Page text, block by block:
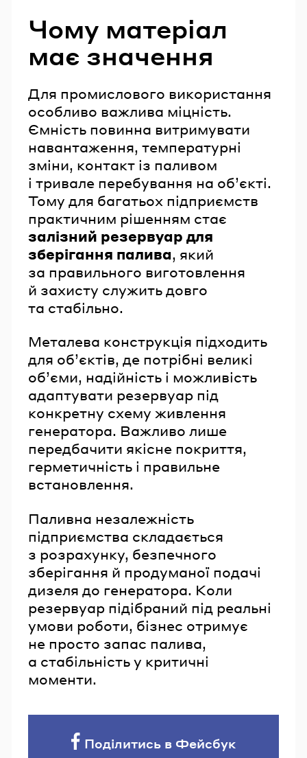
Чому матеріал
має значення
Для промислового використання
особливо важлива міцність.
Ємність повинна витримувати
навантаження, температурні
зміни, контакт із паливом
і тривале перебування на об’єкті.
Тому для багатьох підприємств
практичним рішенням стає
залізний резервуар для
зберігання палива, який
за правильного виготовлення
й захисту служить довго
та стабільно.
Металева конструкція підходить
для об’єктів, де потрібні великі
об’єми, надійність і можливість
адаптувати резервуар під
конкретну схему живлення
генератора. Важливо лише
передбачити якісне покриття,
герметичність і правильне
встановлення.
Паливна незалежність
підприємства складається
з розрахунку, безпечного
зберігання й продуманої подачі
дизеля до генератора. Коли
резервуар підібраний під реальні
умови роботи, бізнес отримує
не просто запас палива,
а стабільність у критичні
моменти.
Поділитись в Фейсбук